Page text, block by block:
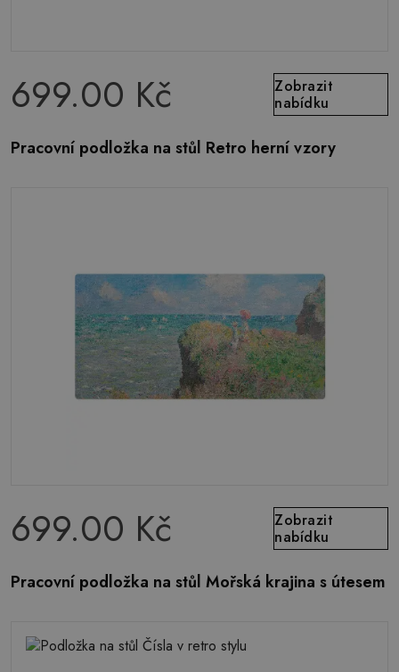
699.00 Kč
Zobrazit
nabídku
Pracovní podložka na stůl Retro herní vzory
699.00 Kč
Zobrazit
nabídku
Pracovní podložka na stůl Mořská krajina s útesem